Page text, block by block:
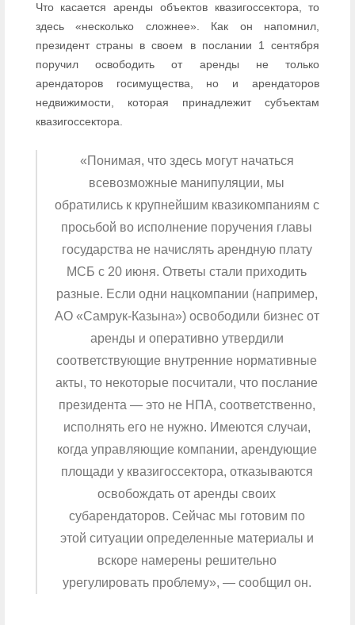
Что касается аренды объектов квазигоссектора, то
здесь «несколько сложнее». Как он напомнил,
президент страны в своем в послании 1 сентября
поручил освободить от аренды не только
арендаторов госимущества, но и арендаторов
недвижимости, которая принадлежит субъектам
квазигоссектора.
«Понимая, что здесь могут начаться
всевозможные манипуляции, мы
обратились к крупнейшим квазикомпаниям с
просьбой во исполнение поручения главы
государства не начислять арендную плату
МСБ с 20 июня. Ответы стали приходить
разные. Если одни нацкомпании (например,
АО «Самрук-Казына») освободили бизнес от
аренды и оперативно утвердили
соответствующие внутренние нормативные
акты, то некоторые посчитали, что послание
президента — это не НПА, соответственно,
исполнять его не нужно. Имеются случаи,
когда управляющие компании, арендующие
площади у квазигоссектора, отказываются
освобождать от аренды своих
субарендаторов. Сейчас мы готовим по
этой ситуации определенные материалы и
вскоре намерены решительно
урегулировать проблему», — сообщил он.